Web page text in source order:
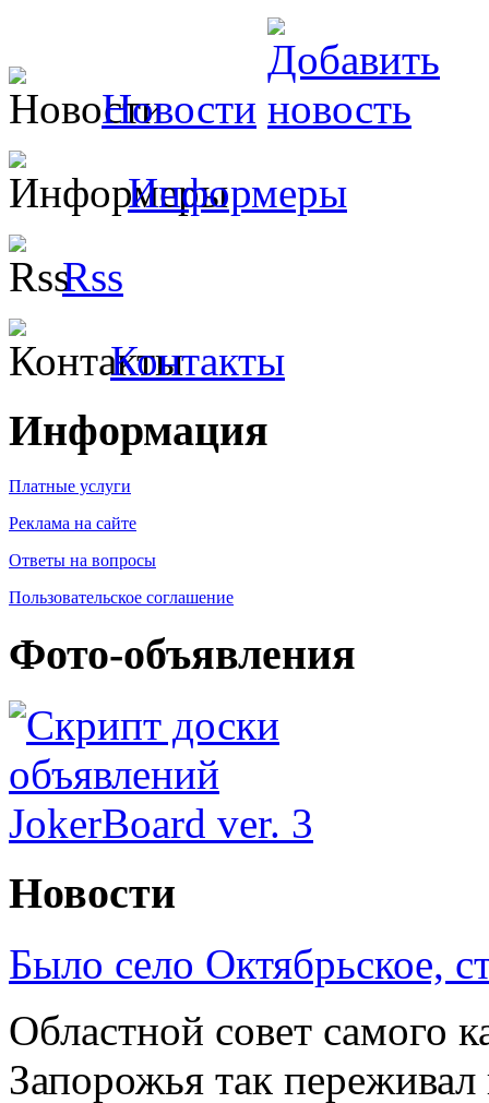
Новости
Информеры
Rss
Контакты
Информация
Платные услуги
Реклама на сайте
Ответы на вопросы
Пользовательское соглашение
Фото-объявления
Новости
Было село Октябрьское,
Областной совет самого
Запорожья так